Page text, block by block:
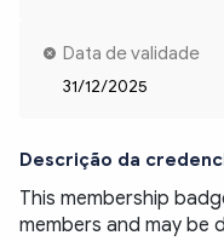
Data de validade
31/12/2025
Descrição da
This membership
members and may be